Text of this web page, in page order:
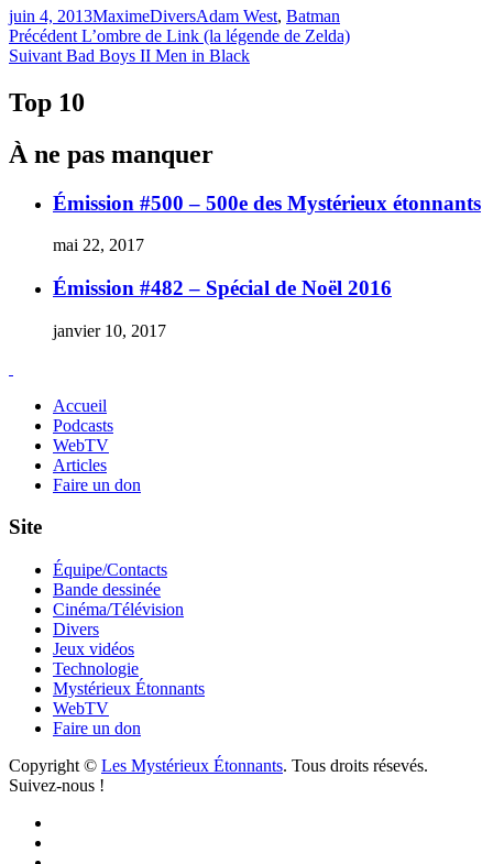
Publié
le
juin 4, 2013MaximeCatégories
DiversÉtiquettes
Adam West, Batman
Navigation
de
l'article
Précédent Article
précédent :
L’ombre de Link (la légende de Zelda)
Suivant Article
Bad Boys II Men in Black
Top 10
À ne pas manquer
Émission #500 – 500e des Mystérieux étonnants
mai 22, 2017
Émission #482 – Spécial de Noël 2016
janvier 10, 2017
Accueil
Podcasts
WebTV
Articles
Faire un don
Site
Équipe/Contacts
Bande dessinée
Cinéma/Télévision
Divers
Jeux vidéos
Technologie
Mystérieux Étonnants
WebTV
Faire un don
Copyright © Les Mystérieux Étonnants. Tous droits résevés.
Suivez-nous !